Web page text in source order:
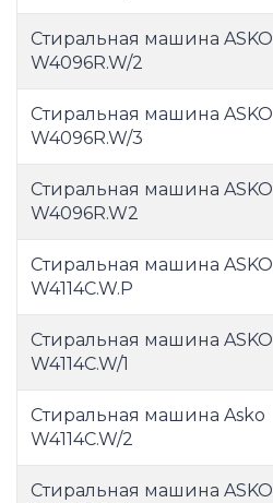
Стиральная машина ASKO
W4096R.W/2
Стиральная машина ASKO
W4096R.W/3
Стиральная машина ASKO
W4096R.W2
Стиральная машина ASKO
W4114C.W.P
Стиральная машина ASKO
W4114C.W/1
Стиральная машина Asko
W4114C.W/2
Стиральная машина ASKO